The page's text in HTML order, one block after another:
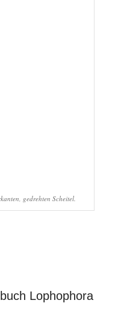
gedrehten Scheitel.
Lophophora